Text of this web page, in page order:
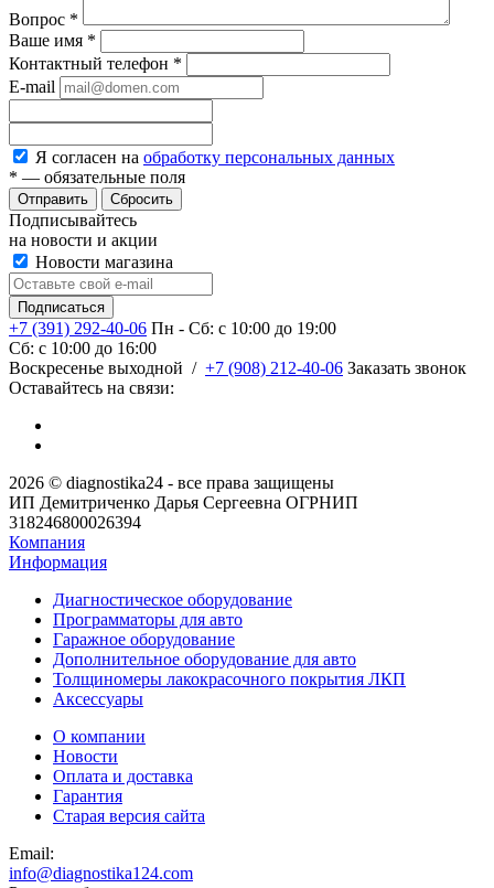
Вопрос *
Ваше имя *
Контактный телефон *
E-mail
Я согласен на обработку персональных данных
* — обязательные поля
Сбросить
Подписывайтесь
на новости и акции
Новости магазина
+7 (391) 292-40-06 Пн - Сб: c 10:00 до 19:00
Сб: c 10:00 до 16:00
​Воскресенье выходной / +7 (908) 212-40-06 Заказать звонок
Оставайтесь на связи:
2026 © diagnostika24 - все права защищены
ИП Демитриченко Дарья Сергеевна ОГРНИП
318246800026394
Компания
Информация
Диагностическое оборудование
Программаторы для авто
Гаражное оборудование
Дополнительное оборудование для авто
Толщиномеры лакокрасочного покрытия ЛКП
Аксессуары
О компании
Новости
Оплата и доставка
Гарантия
Старая версия сайта
Email:
info@diagnostika124.com